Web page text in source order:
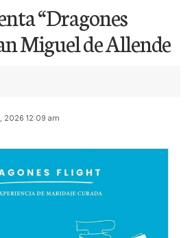
“Dragones
Miguel de Allende
2026 12:09 am